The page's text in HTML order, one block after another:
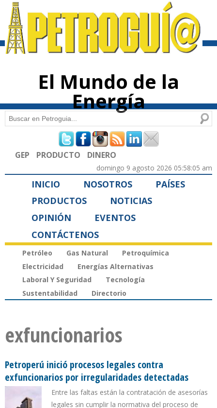
contenido
El Mundo de la
Energía
Formulario de búsqueda
Buscar
GEP PRODUCTO DINERO
domingo 9 agosto 2026 05:58:05 am
INICIO NOSOTROS
PAÍSES
PRODUCTOS
NOTICIAS
OPINIÓN
EVENTOS
CONTÁCTENOS
Petróleo Gas Natural
Petroquímica
Electricidad
Energías Alternativas
Laboral Y Seguridad
Tecnología
Sustentabilidad
Directorio
exfuncionarios
Petroperú inició procesos legales contra
exfuncionarios por irregularidades detectadas
Entre las faltas están la contratación de asesorías
legales sin cumplir la normativa del proceso de